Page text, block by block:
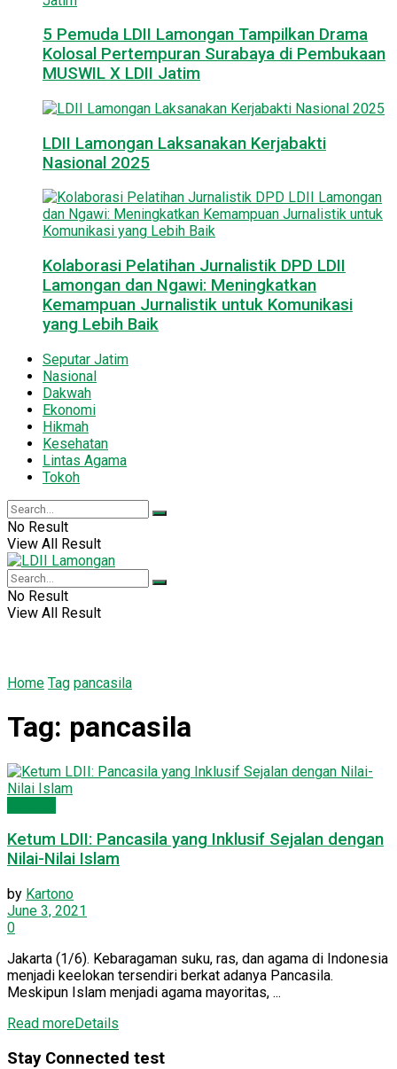
5 Pemuda LDII Lamongan Tampilkan Drama
Kolosal Pertempuran Surabaya di Pembukaan
MUSWIL X LDII Jatim
LDII Lamongan Laksanakan Kerjabakti
Nasional 2025
Kolaborasi Pelatihan Jurnalistik DPD LDII
Lamongan dan Ngawi: Meningkatkan
Kemampuan Jurnalistik untuk Komunikasi
yang Lebih Baik
Seputar Jatim
Nasional
Dakwah
Ekonomi
Hikmah
Kesehatan
Lintas Agama
Tokoh
No Result
View All Result
No Result
View All Result
Home Tag pancasila
Tag: pancasila
Ketum LDII: Pancasila yang Inklusif Sejalan dengan
Nilai-Nilai Islam
by Kartono
June 3, 2021
0
Jakarta (1/6). Kebaragaman suku, ras, dan agama di Indonesia
menjadi keelokan tersendiri berkat adanya Pancasila.
Meskipun Islam menjadi agama mayoritas, ...
Read moreDetails
Stay Connected test